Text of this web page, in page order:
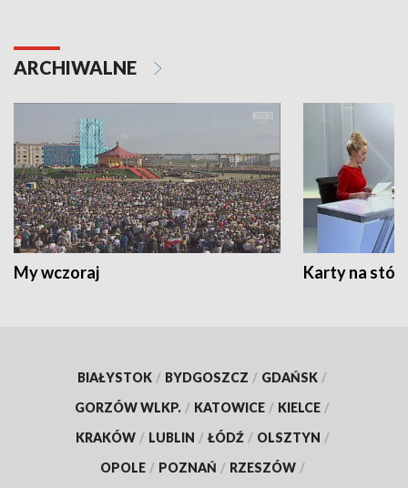
ARCHIWALNE
My wczoraj Karty na
BIAŁYSTOK / BYDGOSZCZ / GDAŃSK /
GORZÓW WLKP. / KATOWICE / KIELCE /
KRAKÓW / LUBLIN / ŁÓDŹ / OLSZTYN /
OPOLE / POZNAŃ / RZESZÓW /